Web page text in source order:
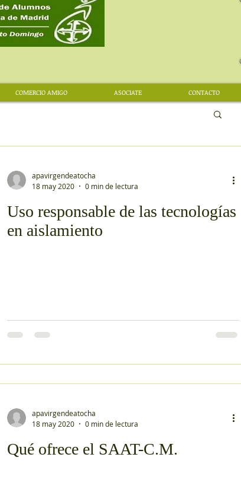
apavirgendeatocha
18 may 2020
0 min de lectura
Uso responsable de las tecnologías
en aislamiento
apavirgendeatocha
18 may 2020
0 min de lectura
Qué ofrece el SAAT-C.M.
COMERCIO AMIGO ASOCIATE CONTACTO